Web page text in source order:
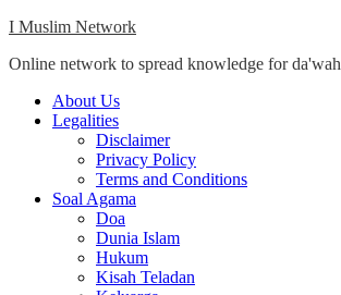
Skip
content
I Muslim Network
Online network to spread knowledge for da'wah
Close
Menu
About Us
Legalities
Disclaimer
Privacy Policy
Terms and Conditions
Soal Agama
Doa
Dunia Islam
Hukum
Kisah Teladan